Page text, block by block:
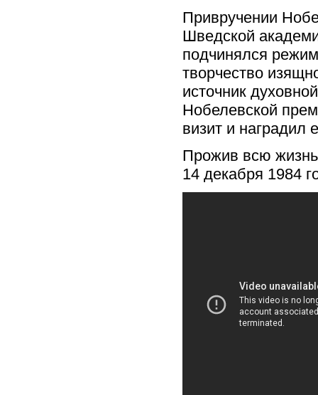
Привручении
Шведской
подчинялся
творчество
источник
Нобелевской
визит и наградил
Прожив всю
14 декабря 1984